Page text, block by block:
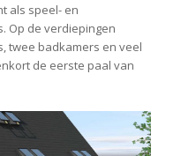
als speel- en
Op de verdiepingen
twee badkamers en veel
de eerste paal van